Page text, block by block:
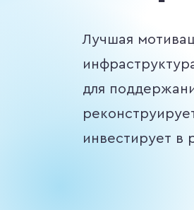
Лучшая
для
инвестирует в